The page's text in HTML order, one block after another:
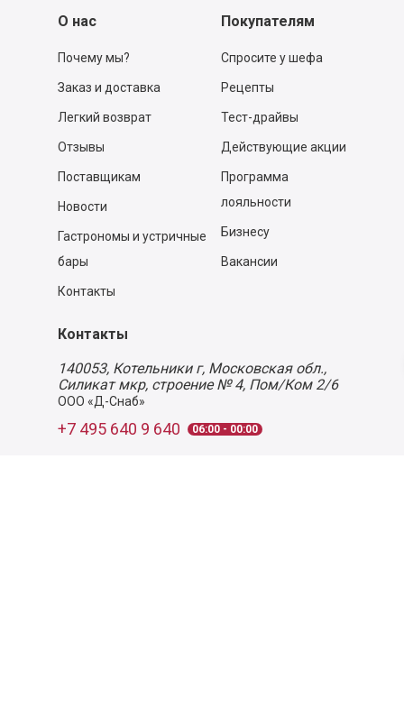
О нас
Почему мы?
Заказ и доставка
Легкий возврат
Отзывы
Поставщикам
Новости
Гастрономы и устричные
бары
Контакты
Покупателям
Спросите у шефа
Рецепты
Тест-драйвы
Действующие акции
Программа
лояльности
Бизнесу
Вакансии
Контакты
140053, Котельники г, Московская обл.,
Силикат мкр, строение № 4, Пом/Ком 2/6
ООО «Д-Снаб»
+7 495 640 9 640 06:00 - 00:00